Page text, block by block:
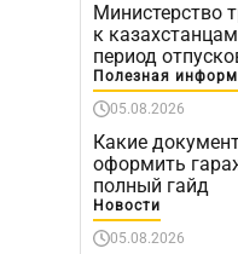
Министерство
к
период
Полезная
05.08.2026
Какие
оформить
полный гайд
Новости
05.08.2026